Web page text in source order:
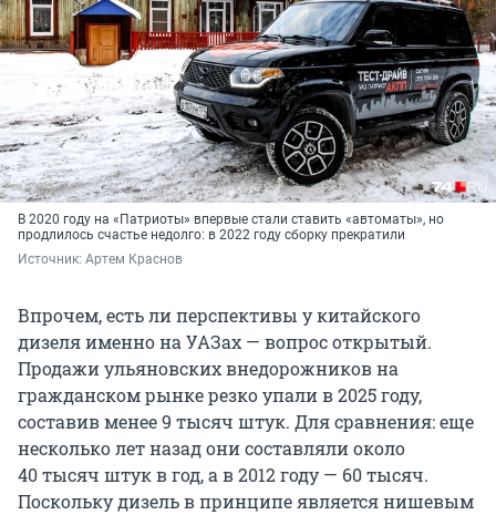
В 2020 году на «Патриоты» впервые стали ставить «автоматы», но
продлилось счастье недолго: в 2022 году сборку прекратили
Источник: Артем Краснов
Впрочем, есть ли перспективы у китайского
дизеля именно на УАЗах — вопрос открытый.
Продажи ульяновских внедорожников на
гражданском рынке резко упали в 2025 году,
составив менее9 тысяч штук. Для сравнения: еще
несколько лет назад они составляли около
40 тысяч штук в год, а в 2012 году — 60 тысяч.
Поскольку дизель в принципе является нишевым